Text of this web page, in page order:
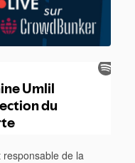
de la